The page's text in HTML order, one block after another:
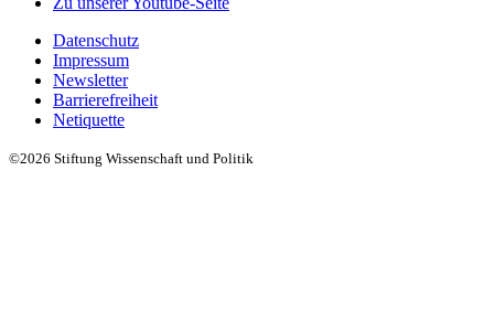
Datenschutz
Impressum
Newsletter
Barrierefreiheit
Netiquette
©2026 Stiftung Wissenschaft und Politik